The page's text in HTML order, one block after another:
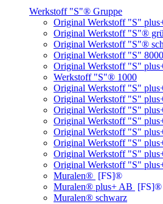
Werkstoff "S"® Gruppe
Original Werkstoff "S"
Original Werkstoff "S"®
Original Werkstoff "S"®
Original Werkstoff "S"
Original Werkstoff "S"
Werkstoff "S"® 1000
Original Werkstoff "S"
Original Werkstoff "S"
Original Werkstoff "S"
Original Werkstoff "S"
Original Werkstoff "S"
Original Werkstoff "S"
Original Werkstoff "S"
Original Werkstoff "S"
Muralen® [FS]®
Muralen® plus+ AB [FS]®
Muralen® schwarz